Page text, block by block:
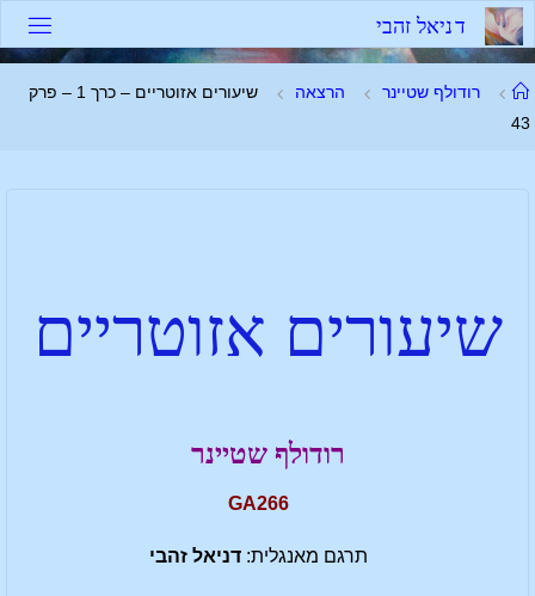
דניאל זהבי
רודולף שטיינר הרצאה
שיעורים אזוטריים – כרך 1 – פרק
43
שיעורים אזוטריים
רודולף שטיינר
GA266
תרגם מאנגלית:דניאל זהבי